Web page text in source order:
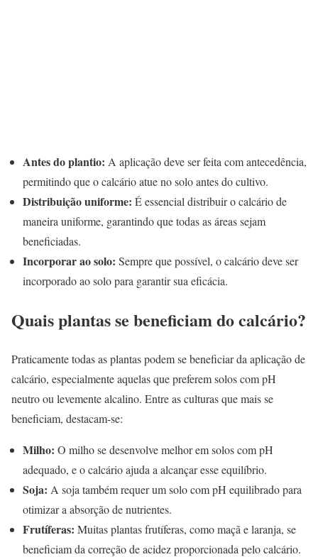
Antes do plantio: A aplicação deve ser feita com antecedência,
permitindo que o calcário atue no solo antes do cultivo.
Distribuição uniforme: É essencial distribuir o calcário de
maneira uniforme, garantindo que todas as áreas sejam
beneficiadas.
Incorporar ao solo: Sempre que possível, o calcário deve ser
incorporado ao solo para garantir sua eficácia.
Quais plantas se beneficiam do calcário?
Praticamente todas as plantas podem se beneficiar da aplicação de
calcário, especialmente aquelas que preferem solos com pH
neutro ou levemente alcalino. Entre as culturas que mais se
beneficiam, destacam-se:
Milho: O milho se desenvolve melhor em solos com pH
adequado, e o calcário ajuda a alcançar esse equilíbrio.
Soja: A soja também requer um solo com pH equilibrado para
otimizar a absorção de nutrientes.
Frutíferas: Muitas plantas frutíferas, como maçã e laranja, se
beneficiam da correção de acidez proporcionada pelo calcário.